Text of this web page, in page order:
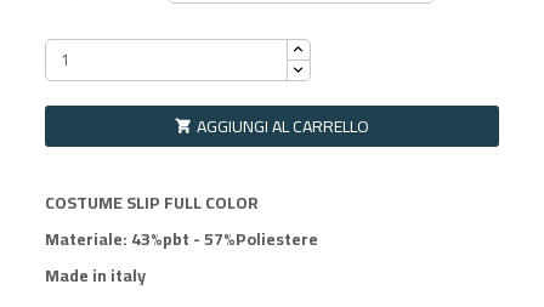
 AGGIUNGI AL CARRELLO
COSTUME SLIP FULL COLOR
Materiale: 43%pbt - 57%Poliestere
Made in italy